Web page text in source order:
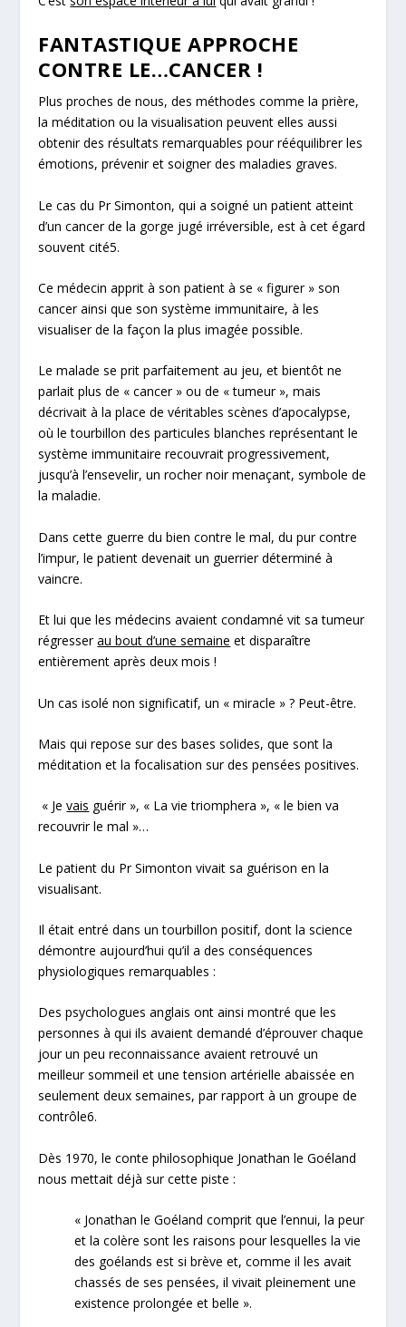
FANTASTIQUE APPROCHE
CONTRE LE…CANCER !
Plus proches de nous, des méthodes comme laprière,
laméditation ou lavisualisation peuvent elles aussi
obtenir des résultats remarquables pour rééquilibrer les
émotions, prévenir et soigner des maladies graves.
Le cas du Pr Simonton, qui a soigné un patient atteint
d’uncancer de la gorge jugé irréversible, est à cet égard
souvent cité5.
Ce médecin apprit à son patient à se « figurer » son
cancer ainsi que son système immunitaire, à les
visualiser de la façon la plus imagée possible.
Le malade se prit parfaitement au jeu, et bientôt ne
parlait plus de «cancer» ou de «tumeur», mais
décrivait à la place de véritables scènes d’apocalypse,
où le tourbillon des particules blanches représentant le
système immunitaire recouvrait progressivement,
jusqu’à l’ensevelir, un rocher noir menaçant, symbole de
la maladie.
Dans cette guerre du bien contre le mal, du pur contre
l’impur, le patient devenait un guerrier déterminé à
vaincre.
Et lui que les médecins avaient condamné vit sa tumeur
régresserau bout d’une semaine et disparaître
entièrement après deux mois !
Un cas isolé non significatif, un « miracle » ? Peut-être.
Mais qui repose sur des bases solides, que sont la
méditation et la focalisation sur des pensées positives.
« Jevais guérir», « La vie triomphera », «le bien va
recouvrir le mal »…
Le patient du Pr Simonton vivait sa guérison en la
visualisant.
Il était entré dans untourbillon positif, dont la science
démontre aujourd’hui qu’il a des conséquences
physiologiques remarquables :
Des psychologues anglais ont ainsi montré que les
personnes à qui ils avaient demandé d’éprouver chaque
jour un peureconnaissance avaient retrouvé un
meilleur sommeil et unetension artérielle abaissée en
seulement deux semaines, par rapport à un groupe de
contrôle6.
Dès 1970, le conte philosophique Jonathan le Goéland
nous mettait déjà sur cette piste :
« Jonathan le Goéland comprit que l’ennui, la peur
et la colère sont les raisons pour lesquelles la vie
des goélands est si brève et, comme il les avait
chassés de ses pensées, il vivait pleinement une
existence prolongée et belle ».